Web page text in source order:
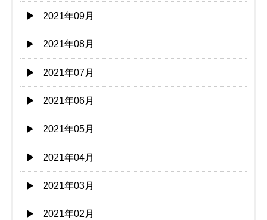
2021年09月
2021年08月
2021年07月
2021年06月
2021年05月
2021年04月
2021年03月
2021年02月